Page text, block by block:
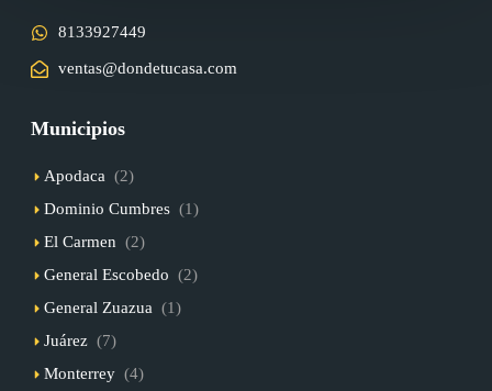
8133927449
ventas@dondetucasa.com
Municipios
Apodaca (2)
Dominio Cumbres (1)
El Carmen (2)
General Escobedo (2)
General Zuazua (1)
Juárez (7)
Monterrey (4)